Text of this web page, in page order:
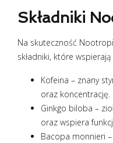
Składniki
Na skuteczność
składniki, które
Kofeina – znany
oraz koncentrację.
Ginkgo biloba –
oraz wspiera
Bacopa monnieri